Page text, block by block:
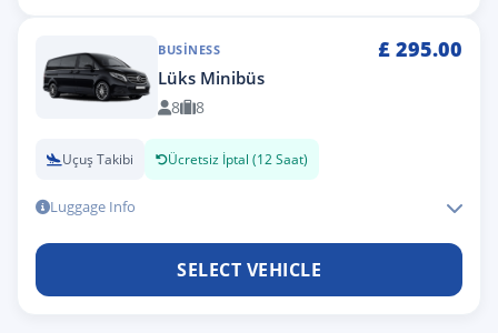
BUSINESS £ 295.00
Lüks Minibüs
8 8
Uçuş Takibi Ücretsiz İptal (12 Saat)
Luggage Info
SELECT VEHICLE